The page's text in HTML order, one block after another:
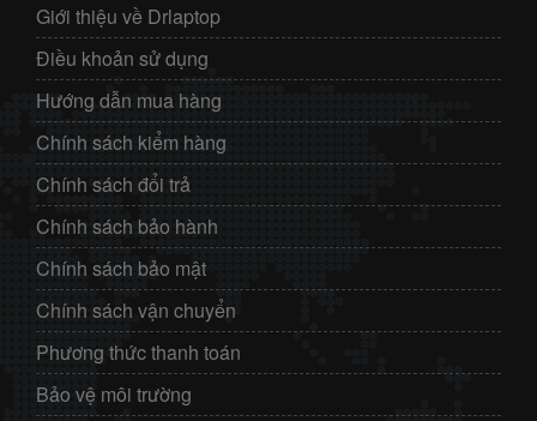
Giới thiệu về Drlaptop
Điều khoản sử dụng
Hướng dẫn mua hàng
Chính sách kiểm hàng
Chính sách đổi trả
Chính sách bảo hành
Chính sách bảo mật
Chính sách vận chuyển
Phương thức thanh toán
Bảo vệ môi trường